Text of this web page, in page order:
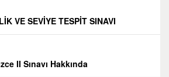
VE SEVİYE TESPİT SINAVI
II Sınavı Hakkında